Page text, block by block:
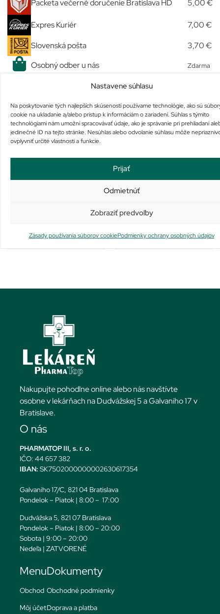
Nastavene súhlasu
Na poskytovanie tých najlepších skúseností používame technológie, ako sú
cookie na ukladanie a/alebo prístup k informáciám o zariadení. Súhlas s týmito
technológiami nám umožní spracovávať údaje, ako je správanie pri prehliadaní
jedinečné ID na tejto stránke. Nesúhlas alebo odvolanie súhlasu môže
ovplyvniť určité vlastnosti a funkcie.
Prijať
Odmietnúť
Zobraziť predvoľby
Zásady používania súborov cookiePodmienky ochrany osobných údajov
Packeta večerné doručenie Bratislava HD 5,00 €
Expres Kuriér 7,00 €
Slovenská pošta
3,70 €
Osobný odber u nás
Zdarma
Podobné produkty
BAUME RELIPIDANT
27,40€
Nakupujte pohodlne online alebo nás navštívte
osobne v lekárňach na Dudvážskej 5 a Galvaniho 17 v
Bratislave.
O nás
PHARMATOP III, s. r. o.
IČO: 44 657 382
IBAN: SK7502000000002630617354
Galvaniho 17/C, 821 04 Bratislava
Pondelok – Piatok | 8:00 – 17:00
Dudvážska 5, 821 07 Bratislava
Pondelok – Piatok | 8:00 – 20:00
Sobota | 9:00 – 20:00
Nedeľa | ZATVORENÉ
Menu
Obchod
Môj účet
Dokumenty
Obchodné podmienky
Doprava a platba